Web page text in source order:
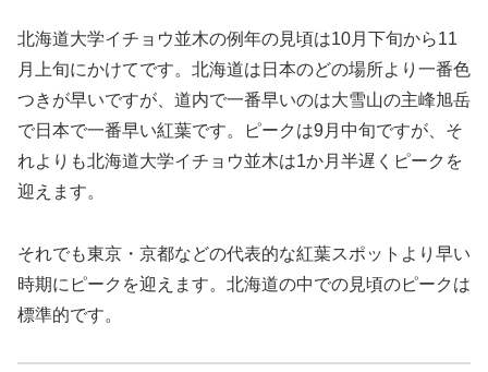
北海道大学イチョウ並木の例年の見頃は10月下旬から11
月上旬にかけてです。北海道は日本のどの場所より一番色
つきが早いですが、道内で一番早いのは大雪山の主峰旭岳
で日本で一番早い紅葉です。ピークは9月中旬ですが、そ
れよりも北海道大学イチョウ並木は1か月半遅くピークを
迎えます。
それでも東京・京都などの代表的な紅葉スポットより早い
時期にピークを迎えます。北海道の中での見頃のピークは
標準的です。